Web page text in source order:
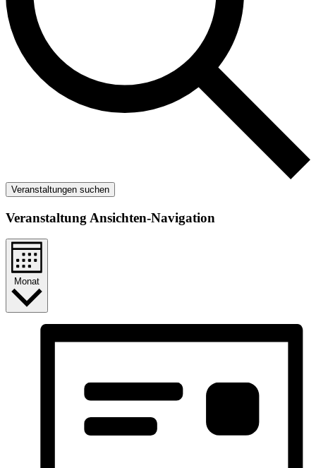
Veranstaltungen suchen
Veranstaltung Ansichten-Navigation
Monat